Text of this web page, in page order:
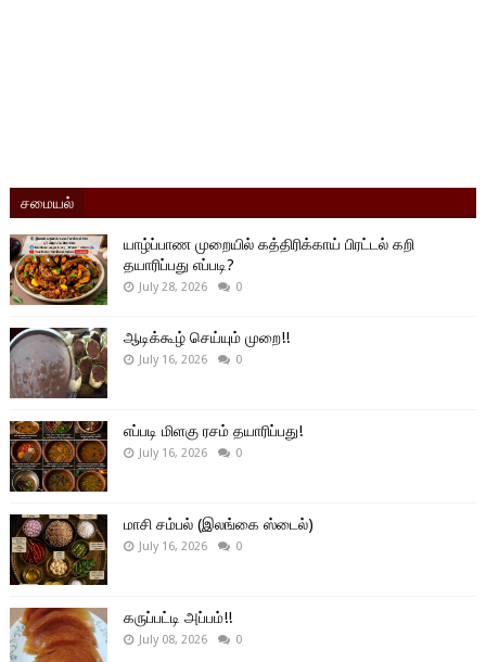
சமையல்
யாழ்ப்பாண முறையில் கத்திரிக்காய் பிரட்டல் கறி
தயாரிப்பது எப்படி?
July 28, 2026 0
ஆடிக்கூழ் செய்யும் முறை!!
July 16, 2026 0
எப்படி மிளகு ரசம் தயாரிப்பது!
July 16, 2026 0
மாசி சம்பல் (இலங்கை ஸ்டைல்)
July 16, 2026 0
கருப்பட்டி அப்பம்!!
July 08, 2026 0